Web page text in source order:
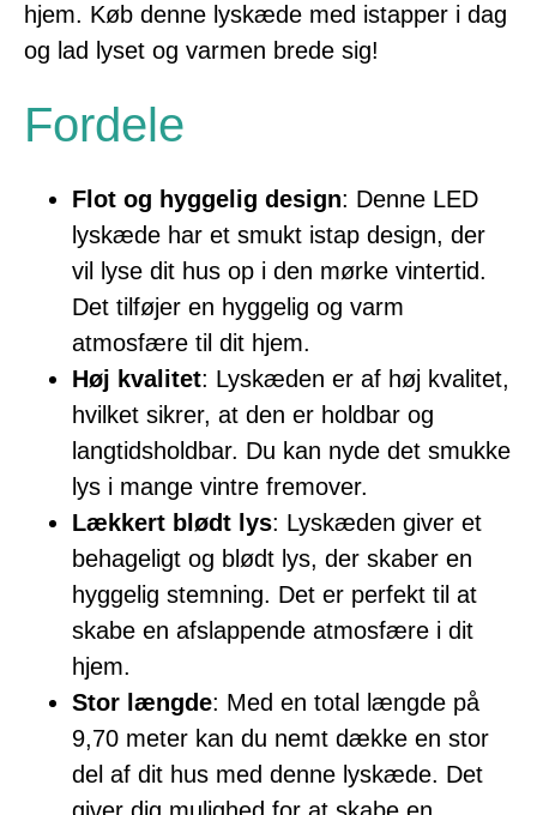
hjem. Køb denne lyskæde med istapper i dag
og lad lyset og varmen brede sig!
Fordele
Flot og hyggelig design: Denne LED
lyskæde har et smukt istap design, der
vil lyse dit hus op i den mørke vintertid.
Det tilføjer en hyggelig og varm
atmosfære til dit hjem.
Høj kvalitet: Lyskæden er af høj kvalitet,
hvilket sikrer, at den er holdbar og
langtidsholdbar. Du kan nyde det smukke
lys i mange vintre fremover.
Lækkert blødt lys: Lyskæden giver et
behageligt og blødt lys, der skaber en
hyggelig stemning. Det er perfekt til at
skabe en afslappende atmosfære i dit
hjem.
Stor længde: Med en total længde på
9,70 meter kan du nemt dække en stor
del af dit hus med denne lyskæde. Det